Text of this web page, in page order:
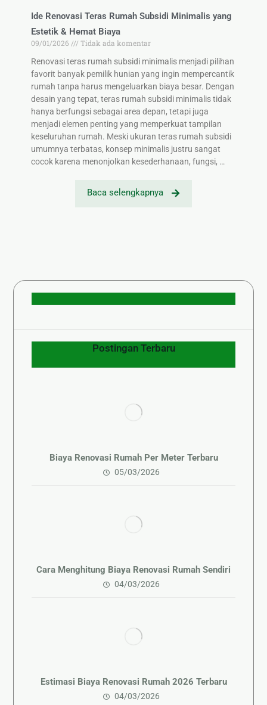
Ide Renovasi Teras Rumah Subsidi Minimalis yang
Estetik & Hemat Biaya
09/01/2026
Tidak ada komentar
Renovasi teras rumah subsidi minimalis menjadi pilihan
favorit banyak pemilik hunian yang ingin mempercantik
rumah tanpa harus mengeluarkan biaya besar. Dengan
desain yang tepat, teras rumah subsidi minimalis tidak
hanya berfungsi sebagai area depan, tetapi juga
menjadi elemen penting yang memperkuat tampilan
keseluruhan rumah. Meski ukuran teras rumah subsidi
umumnya terbatas, konsep minimalis justru sangat
cocok karena menonjolkan kesederhanaan, fungsi, …
Baca selengkapnya
Postingan Terbaru
Biaya Renovasi Rumah Per Meter Terbaru
05/03/2026
Cara Menghitung Biaya Renovasi Rumah Sendiri
04/03/2026
Estimasi Biaya Renovasi Rumah 2026 Terbaru
04/03/2026